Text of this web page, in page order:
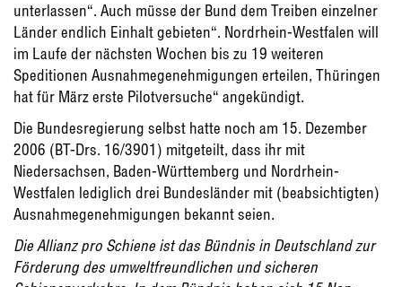
unterlassen“. Auch müsse der Bund dem Treiben einzelner
Länder endlich Einhalt gebieten“. Nordrhein-Westfalen will
im Laufe der nächsten Wochen bis zu 19 weiteren
Speditionen Ausnahmegenehmigungen erteilen, Thüringen
hat für März erste Pilotversuche“ angekündigt.
Die Bundesregierung selbst hatte noch am 15. Dezember
2006 (BT-Drs. 16/3901) mitgeteilt, dass ihr mit
Niedersachsen, Baden-Württemberg und Nordrhein-
Westfalen lediglich drei Bundesländer mit (beabsichtigten)
Ausnahmegenehmigungen bekannt seien.
Die Allianz pro Schiene ist das Bündnis in Deutschland zur
Förderung des umweltfreundlichen und sicheren